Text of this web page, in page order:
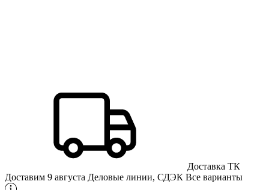
Доставка ТК
Доставим 9 августа Деловые линии, СДЭК Все варианты